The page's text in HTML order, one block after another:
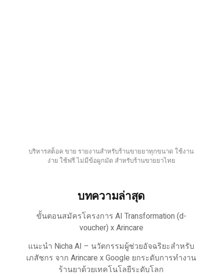
บริหารสต็อค ขาย รายงานสำหรับร้านขายยาทุกขนาด ใช้งาน
ง่าย ใช้ฟรี ไม่มีข้อผูกมัด สำหรับร้านขายยาไทย
บทความล่าสุด
ขั้นตอนสมัครโครงการ AI Transformation (d-
voucher) x Arincare
แนะนำ Nicha AI – นวัตกรรมผู้ช่วยอัจฉริยะสำหรับ
เภสัชกร จาก Arincare x Google ยกระดับการทำงาน
ร้านยาด้วยเทคโนโลยีระดับโลก